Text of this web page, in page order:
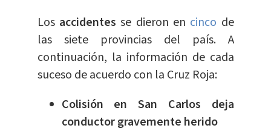
Los accidentesse dieron en cinco de
las siete provincias del país. A
continuación, la información de cada
suceso de acuerdo con la Cruz Roja:
Colisión en San Carlos deja
conductor gravemente herido